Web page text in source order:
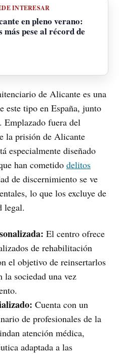
INTERESAR
en pleno verano:
más pese al récord de
de Alicante es una
este tipo en España, junto
fuera del
la prisión de Alicante
especialmente diseñado
han cometido delitos
de discernimiento se ve
lo que los excluye de
legal.
El centro ofrece
de rehabilitación
el objetivo de reinsertarlos
la sociedad una vez
Cuenta con un
de profesionales de la
atención médica,
adaptada a las